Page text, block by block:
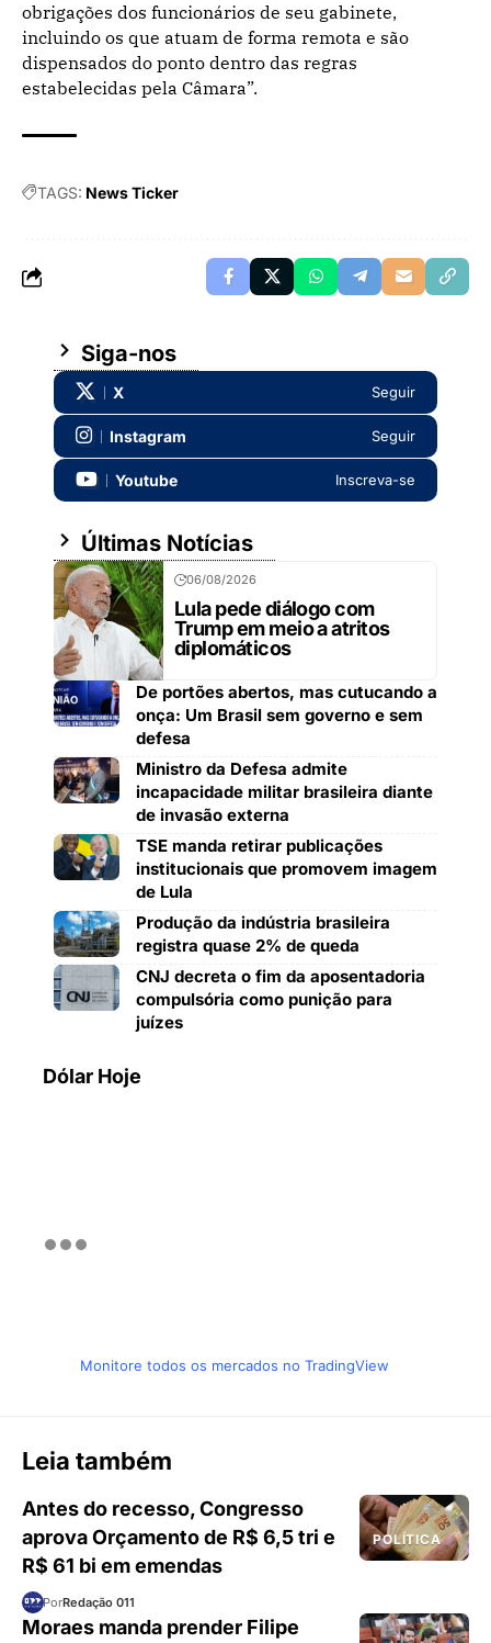
obrigações dos funcionários de seu gabinete,
incluindo os que atuam de forma remota e são
dispensados do ponto dentro das regras
estabelecidas pela Câmara”.
TAGS: News Ticker
Siga-nos
X Seguir
Instagram Seguir
Youtube Inscreva-se
Últimas Notícias
06/08/2026
Lula pede diálogo com
Trump em meio a atritos
diplomáticos
De portões abertos, mas cutucando a
onça: Um Brasil sem governo e sem
defesa
Ministro da Defesa admite
incapacidade militar brasileira diante
de invasão externa
TSE manda retirar publicações
institucionais que promovem imagem
de Lula
Produção da indústria brasileira
registra quase 2% de queda
CNJ decreta o fim da aposentadoria
compulsória como punição para
juízes
Dólar Hoje
Monitore todos os mercados no TradingView
Leia também
POLÍTICA
Antes do recesso, Congresso
aprova Orçamento de R$ 6,5 tri e
R$ 61 bi em emendas
PorRedação 011
Moraes manda prender Filipe